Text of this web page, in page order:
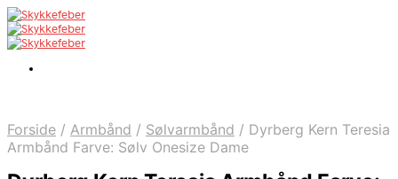
Forside / Armbånd / Sølvarmbånd / Dyrberg Kern Teresia
Armbånd Farve: Sølv Onesize Dame